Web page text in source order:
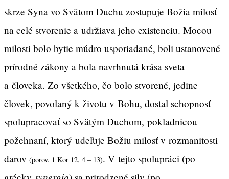
skrze Syna vo Svätom Duchu zostupuje Božia milosť
na celé stvorenie a udržiava jeho existenciu. Mocou
milosti bolo bytie múdro usporiadané, boli ustanovené
prírodné zákony a bola navrhnutá krása sveta
a človeka. Zo všetkého, čo bolo stvorené, jedine
človek, povolaný k životu v Bohu, dostal schopnosť
spolupracovať so Svätým Duchom, pokladnicou
požehnaní, ktorý udeľuje Božiu milosť v rozmanitosti
darov (porov. 1 Kor 12, 4 – 13). V tejto spolupráci (po